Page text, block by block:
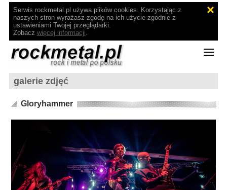
Serwis rockmetal.pl używa plików cookies. Korzystając z
naszych stron wyrażasz zgodę na ich użycie zgodnie z
ustawieniami Twojej przeglądarki.
Zobacz więcej informacji.
galerie zdjęć
Gloryhammer